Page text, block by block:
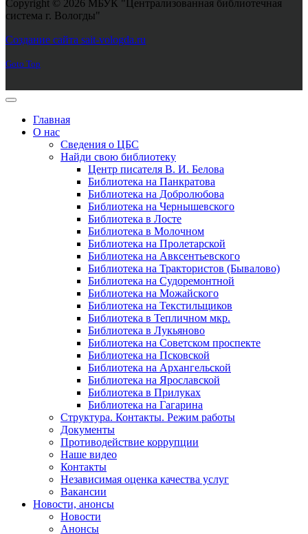
Copyright © 2026 МБУК "Централизованная библиотечная
система г. Вологды"
Создание сайта sait-vologda.ru
Goto Top
Главная
О нас
Сведения о ЦБС
Найди свою библиотеку
Центр писателя В. И. Белова
Библиотека на Панкратова
Библиотека на Добролюбова
Библиотека на Чернышевского
Библиотека в Лосте
Библиотека в Молочном
Библиотека на Пролетарской
Библиотека на Авксентьевского
Библиотека на Трактористов (Бывалово)
Библиотека на Судоремонтной
Библиотека на Можайского
Библиотека на Текстильщиков
Библиотека в Тепличном мкр.
Библиотека в Лукьяново
Библиотека на Советском проспекте
Библиотека на Псковской
Библиотека на Архангельской
Библиотека на Ярославской
Библиотека в Прилуках
Библиотека на Гагарина
Структура. Контакты. Режим работы
Документы
Противодействие коррупции
Наше видео
Контакты
Независимая оценка качества услуг
Вакансии
Новости, анонсы
Новости
Анонсы